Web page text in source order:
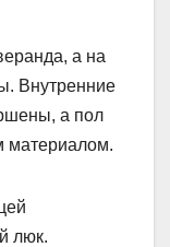
а на
Внутренние
а пол
материалом.
люк.